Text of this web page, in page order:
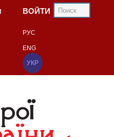
ВОЙТИ
РУС
ENG
УКР